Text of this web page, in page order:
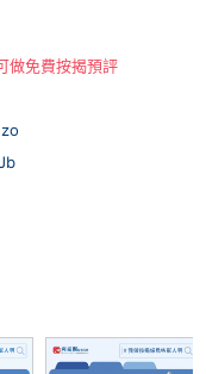
做免費按揭預評